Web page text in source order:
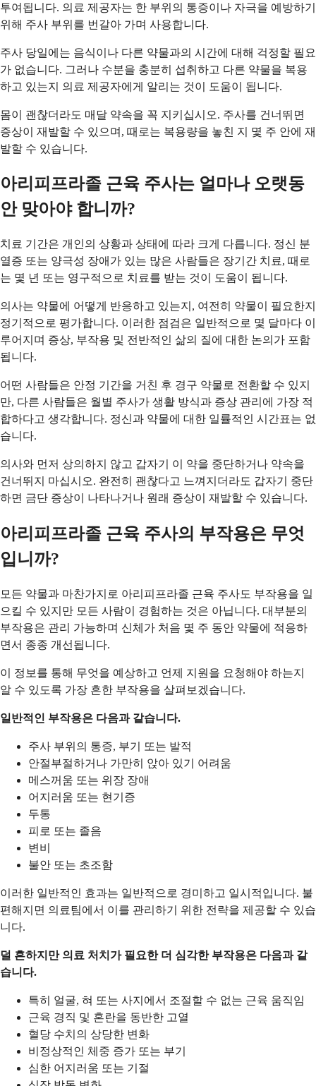
투여됩니다. 의료 제공자는 한 부위의 통증이나 자극을 예방하기
위해 주사 부위를 번갈아 가며 사용합니다.
주사 당일에는 음식이나 다른 약물과의 시간에 대해 걱정할 필요
가 없습니다. 그러나 수분을 충분히 섭취하고 다른 약물을 복용
하고 있는지 의료 제공자에게 알리는 것이 도움이 됩니다.
몸이 괜찮더라도 매달 약속을 꼭 지키십시오. 주사를 건너뛰면
증상이 재발할 수 있으며, 때로는 복용량을 놓친 지 몇 주 안에 재
발할 수 있습니다.
아리피프라졸 근육 주사는 얼마나 오랫동
안 맞아야 합니까?
치료 기간은 개인의 상황과 상태에 따라 크게 다릅니다. 정신 분
열증 또는 양극성 장애가 있는 많은 사람들은 장기간 치료, 때로
는 몇 년 또는 영구적으로 치료를 받는 것이 도움이 됩니다.
의사는 약물에 어떻게 반응하고 있는지, 여전히 약물이 필요한지
정기적으로 평가합니다. 이러한 점검은 일반적으로 몇 달마다 이
루어지며 증상, 부작용 및 전반적인 삶의 질에 대한 논의가 포함
됩니다.
어떤 사람들은 안정 기간을 거친 후 경구 약물로 전환할 수 있지
만, 다른 사람들은 월별 주사가 생활 방식과 증상 관리에 가장 적
합하다고 생각합니다. 정신과 약물에 대한 일률적인 시간표는 없
습니다.
의사와 먼저 상의하지 않고 갑자기 이 약을 중단하거나 약속을
건너뛰지 마십시오. 완전히 괜찮다고 느껴지더라도 갑자기 중단
하면 금단 증상이 나타나거나 원래 증상이 재발할 수 있습니다.
아리피프라졸 근육 주사의 부작용은 무엇
입니까?
모든 약물과 마찬가지로 아리피프라졸 근육 주사도 부작용을 일
으킬 수 있지만 모든 사람이 경험하는 것은 아닙니다. 대부분의
부작용은 관리 가능하며 신체가 처음 몇 주 동안 약물에 적응하
면서 종종 개선됩니다.
이 정보를 통해 무엇을 예상하고 언제 지원을 요청해야 하는지
알 수 있도록 가장 흔한 부작용을 살펴보겠습니다.
일반적인 부작용은 다음과 같습니다.
주사 부위의 통증, 부기 또는 발적
안절부절하거나 가만히 앉아 있기 어려움
메스꺼움 또는 위장 장애
어지러움 또는 현기증
두통
피로 또는 졸음
변비
불안 또는 초조함
이러한 일반적인 효과는 일반적으로 경미하고 일시적입니다. 불
편해지면 의료팀에서 이를 관리하기 위한 전략을 제공할 수 있습
니다.
덜 흔하지만 의료 처치가 필요한 더 심각한 부작용은 다음과 같
습니다.
특히 얼굴, 혀 또는 사지에서 조절할 수 없는 근육 움직임
근육 경직 및 혼란을 동반한 고열
혈당 수치의 상당한 변화
비정상적인 체중 증가 또는 부기
심한 어지러움 또는 기절